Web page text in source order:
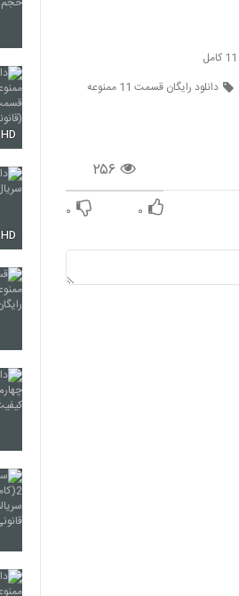
دانلود رایگان قسمت 11 ممنوعه
۲۵۶
۰ ۰
HD
HD